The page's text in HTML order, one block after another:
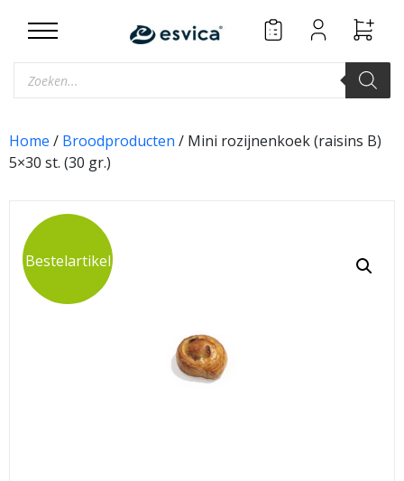
Producten
zoeken
Home / Broodproducten / Mini rozijnenkoek (raisins B)
5×30 st. (30 gr.)
Bestelartikel